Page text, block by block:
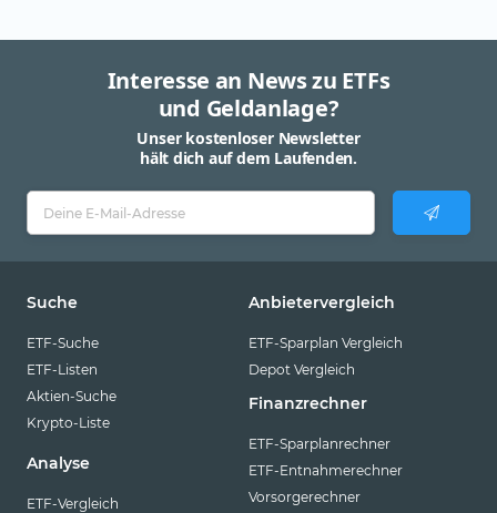
Interesse an News zu ETFs
und Geldanlage?
Unser kostenloser Newsletter
hält dich auf dem Laufenden.
Suche
ETF-Suche
ETF-Listen
Aktien-Suche
Krypto-Liste
Analyse
ETF-Vergleich
Anbietervergleich
ETF-Sparplan Vergleich
Depot Vergleich
Finanzrechner
ETF-Sparplanrechner
ETF-Entnahmerechner
Vorsorgerechner